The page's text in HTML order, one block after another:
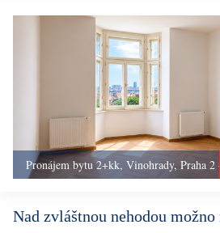
Pronájem bytu 2+kk, Vinohrady, Praha 2
Nad zvláštnou nehodou